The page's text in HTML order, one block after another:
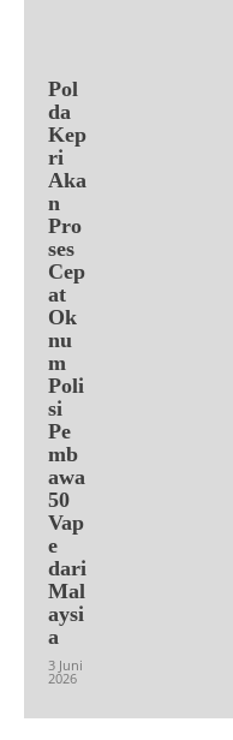
Pol
da
Kep
ri
Aka
n
Pro
ses
Cep
at
Ok
nu
m
Poli
si
Pe
mb
awa
50
Vap
e
dari
Mal
aysi
a
3 Juni
2026